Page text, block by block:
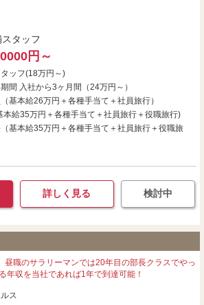
スタッフ
円～
タッフ(18万円～)
期間 入社から3ヶ月間（24万円～）
（基本給26万円＋各種手当て＋社員旅行）
本給35万円＋各種手当て＋社員旅行＋役職旅行)
（基本給35万円＋各種手当て＋社員旅行＋役職旅
詳しく見る 検討中
昼職のサラリーマンでは20年目の部長クラスでやっ
年収を当社であれば1年で到達可能！
ス